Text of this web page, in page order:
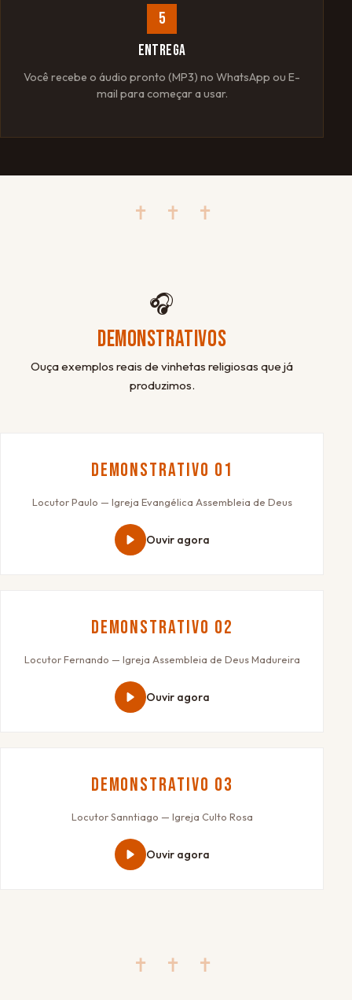
5
ENTREGA
Você recebe o áudio pronto (MP3) no WhatsApp ou E-
mail para começar a usar.
✝ ✝ ✝
🎧
DEMONSTRATIVOS
Ouça exemplos reais de vinhetas religiosas que já
produzimos.
Demonstrativo 01
Locutor Paulo — Igreja Evangélica Assembleia de Deus
Ouvir agora
Demonstrativo 02
Locutor Fernando — Igreja Assembleia de Deus Madureira
Ouvir agora
Demonstrativo 03
Locutor Sanntiago — Igreja Culto Rosa
Ouvir agora
✝ ✝ ✝